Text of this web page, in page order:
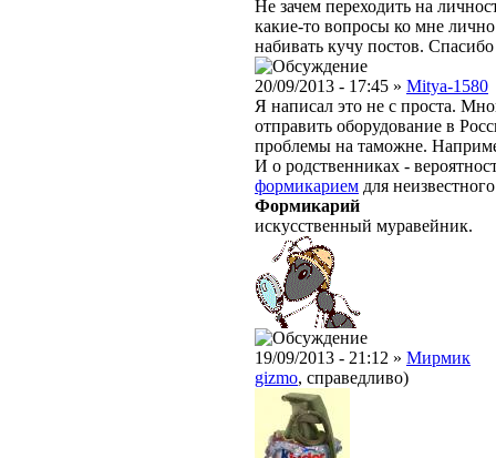
Не зачем переходить на
какие-то вопросы ко мне
набивать кучу постов. Спасибо
20/09/2013 - 17:45 » Mitya-1580
Я написал это не с проста.
отправить оборудование в
проблемы на таможне.
И о родственниках -
формикарием для
Формикарий
искусственный муравейник.
19/09/2013 - 21:12 » Мирмик
gizmo, справедливо)